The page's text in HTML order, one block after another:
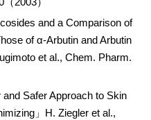
and a Comparison of
of α-Arbutin and Arbutin
et al., Chem. Pharm.
and Safer Approach to Skin
」H. Ziegler et al.,